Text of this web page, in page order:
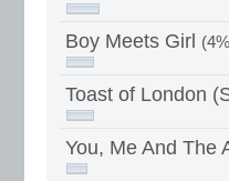
Boy Meets Girl
Toast of London
You, Me And The